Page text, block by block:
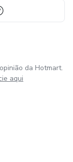
da Hotmart.
aqui